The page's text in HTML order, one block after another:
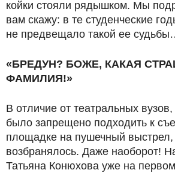
койки стояли рядышком. Мы
вам скажу: в те студенческие
не предвещало такой ее
«БРЕДУН? БОЖЕ, КАКАЯ
ФАМИЛИЯ!»
В отличие от театральных вузов,
было запрещено подходить к
площадке на пушечный выстрел,
возбранялось. Даже наоборот!
Татьяна Конюхова уже на